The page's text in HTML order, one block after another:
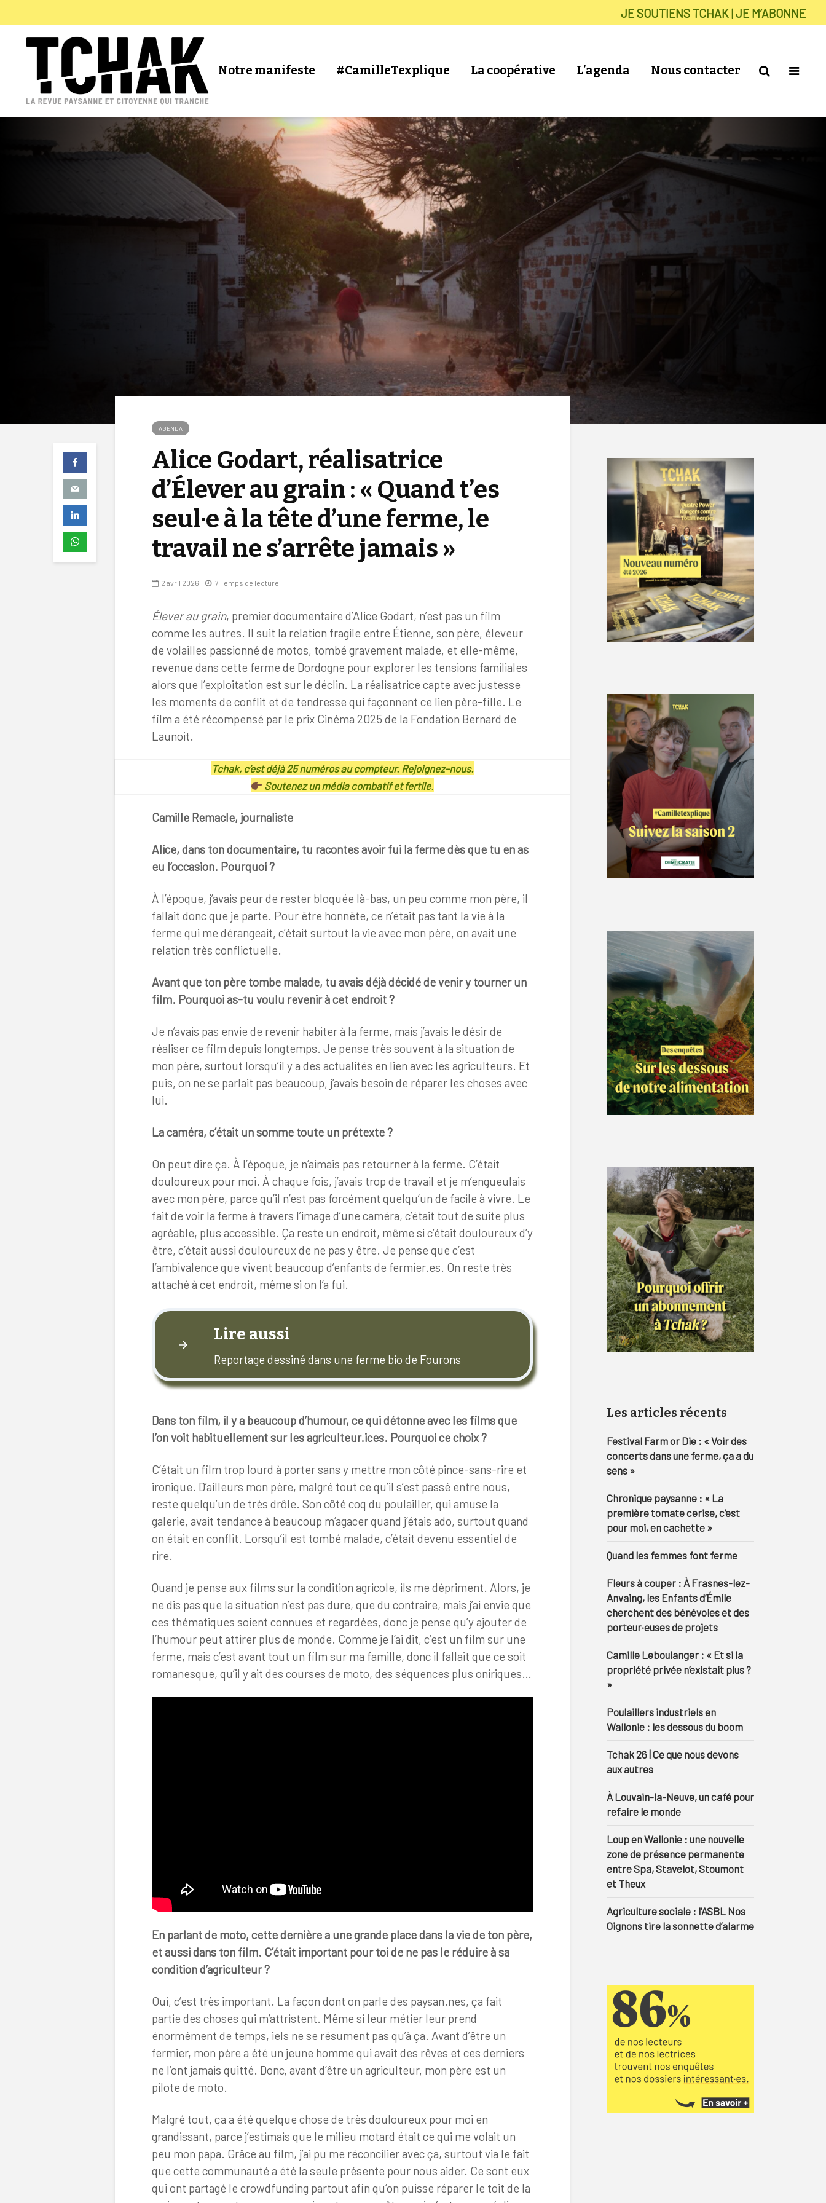
JE SOUTIENS TCHAK | JE M’ABONNE
Notre manifeste #CamilleTexplique La coopérative L’agenda Nous contacter
AGENDA
Alice Godart, réalisatrice
d’Élever au grain : « Quand t’es
seul·e à la tête d’une ferme, le
travail ne s’arrête jamais »
2 avril 2026 7 Temps de lecture
Élever au grain, premier documentaire d’Alice Godart, n’est pas un film
comme les autres. Il suit la relation fragile entre Étienne, son père, éleveur
de volailles passionné de motos, tombé gravement malade, et elle-même,
revenue dans cette ferme de Dordogne pour explorer les tensions familiales
alors que l’exploitation est sur le déclin. La réalisatrice capte avec justesse
les moments de conflit et de tendresse qui façonnent ce lien père-fille. Le
film a été récompensé par le prix Cinéma 2025 de la Fondation Bernard de
Launoit.
Tchak, c’est déjà 25 numéros au compteur. Rejoignez-nous.
Soutenez un média combatif et fertile.
Camille Remacle, journaliste
Alice, dans ton documentaire, tu racontes avoir fui la ferme dès que tu en as
eu l’occasion. Pourquoi?
À l’époque, j’avais peur de rester bloquée là-bas, un peu comme mon père, il
fallait donc que je parte. Pour être honnête, ce n’était pas tant la vie à la
ferme qui me dérangeait, c’était surtout la vie avec mon père, on avait une
relation très conflictuelle.
Avant que ton père tombe malade, tu avais déjà décidé de venir y tourner un
film. Pourquoi as-tu voulu revenir à cet endroit?
Je n’avais pas envie de revenir habiter à la ferme, mais j’avais le désir de
réaliser ce film depuis longtemps. Je pense très souvent à la situation de
mon père, surtout lorsqu’il y a des actualités en lien avec les agriculteurs. Et
puis, on ne se parlait pas beaucoup, j’avais besoin de réparer les choses avec
lui.
La caméra, c’était un somme toute un prétexte?
On peut dire ça. À l’époque, je n’aimais pas retourner à la ferme. C’était
douloureux pour moi. À chaque fois, j’avais trop de travail et je m’engueulais
avec mon père, parce qu’il n’est pas forcément quelqu’un de facile à vivre. Le
fait de voir la ferme à travers l’image d’une caméra, c’était tout de suite plus
agréable, plus accessible. Ça reste un endroit, même si c’était douloureux d’y
être, c’était aussi douloureux de ne pas y être. Je pense que c’est
l’ambivalence que vivent beaucoup d’enfants de fermier.es. On reste très
attaché à cet endroit, même si on l’a fui.
Lire aussi
Reportage dessiné dans une ferme bio de Fourons
Dans ton film, il y a beaucoup d’humour, ce qui détonne avec les films que
l’on voit habituellement sur les agriculteur.ices. Pourquoi ce choix?
C’était un film trop lourd à porter sans y mettre mon côté pince-sans-rire et
ironique. D’ailleurs mon père, malgré tout ce qu’il s’est passé entre nous,
reste quelqu’un de très drôle. Son côté coq du poulailler, qui amuse la
galerie, avait tendance à beaucoup m’agacer quand j’étais ado, surtout quand
on était en conflit. Lorsqu’il est tombé malade, c’était devenu essentiel de
rire.
Quand je pense aux films sur la condition agricole, ils me dépriment. Alors, je
ne dis pas que la situation n’est pas dure, que du contraire, mais j’ai envie que
ces thématiques soient connues et regardées, donc je pense qu’y ajouter de
l’humour peut attirer plus de monde. Comme je l’ai dit, c’est un film sur une
ferme, mais c’est avant tout un film sur ma famille, donc il fallait que ce soit
romanesque, qu’il y ait des courses de moto, des séquences plus oniriques…
En parlant de moto, cette dernière a une grande place dans la vie de ton père,
et aussi dans ton film. C’était important pour toi de ne pas le réduire à sa
condition d’agriculteur?
Oui, c’est très important. La façon dont on parle des paysan.nes, ça fait
partie des choses qui m’attristent. Même si leur métier leur prend
énormément de temps, iels ne se résument pas qu’à ça. Avant d’être un
fermier, mon père a été un jeune homme qui avait des rêves et ces derniers
ne l’ont jamais quitté. Donc, avant d’être un agriculteur, mon père est un
pilote de moto.
Malgré tout, ça a été quelque chose de très douloureux pour moi en
grandissant, parce j’estimais que le milieu motard était ce qui me volait un
peu mon papa. Grâce au film, j’ai pu me réconcilier avec ça, surtout via le fait
que cette communauté a été la seule présente pour nous aider. Ce sont eux
qui ont partagé le crowdfunding partout afin qu’on puisse réparer le toit de la
Les articles récents
Festival Farm or Die : « Voir des
concerts dans une ferme, ça a du
sens »
Chronique paysanne : « La
première tomate cerise, c’est
pour moi, en cachette »
Quand les femmes font ferme
Fleurs à couper : À Frasnes-lez-
Anvaing, les Enfants d’Émile
cherchent des bénévoles et des
porteur·euses de projets
Camille Leboulanger : « Et si la
propriété privée n’existait plus ?
»
Poulaillers industriels en
Wallonie : les dessous du boom
Tchak 26 | Ce que nous devons
aux autres
À Louvain-la-Neuve, un café pour
refaire le monde
Loup en Wallonie : une nouvelle
zone de présence permanente
entre Spa, Stavelot, Stoumont
et Theux
Agriculture sociale : l’ASBL Nos
Oignons tire la sonnette d’alarme